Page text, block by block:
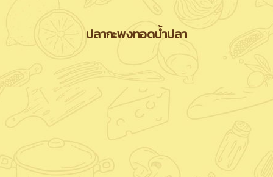
ปลากะพงทอดน้ำปลา